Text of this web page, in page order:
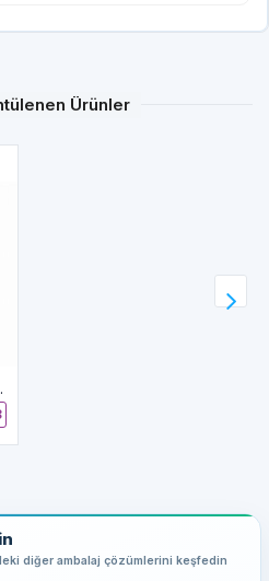
Ürünler
Torba
diğer ambalaj çözümlerini keşfedin